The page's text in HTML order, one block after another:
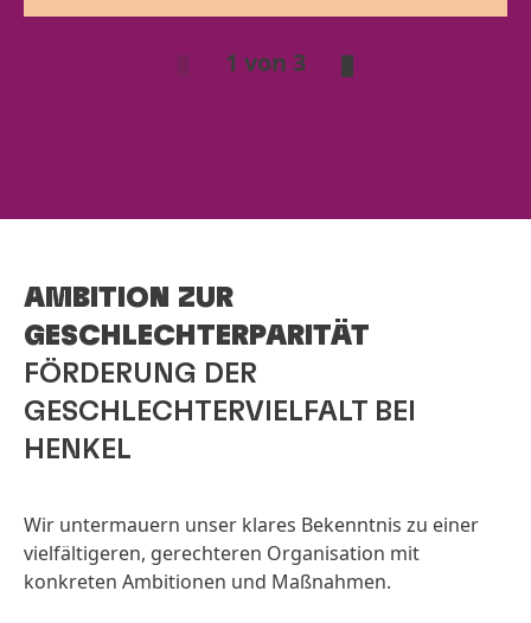
1 von 3
AMBITION ZUR
GESCHLECHTERPARITÄT
FÖRDERUNG DER
GESCHLECHTERVIELFALT BEI
HENKEL
Wir untermauern unser klares Bekenntnis zu einer
vielfältigeren, gerechteren Organisation mit
konkreten Ambitionen und Maßnahmen.